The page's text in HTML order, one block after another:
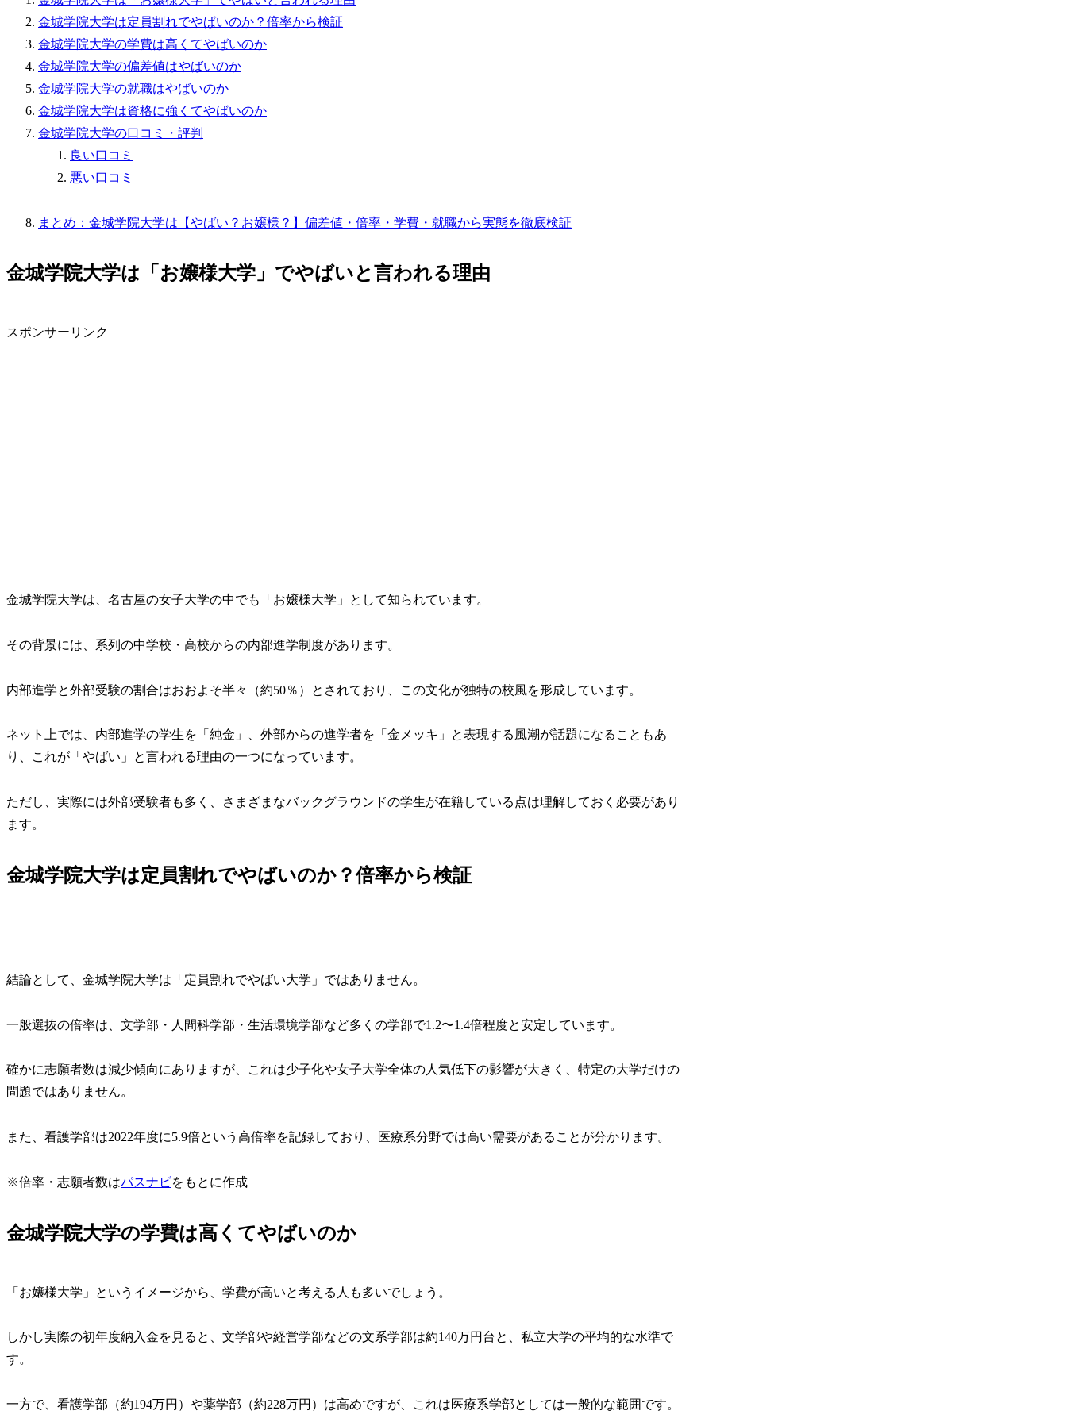
金城学院大学は定員割れでやばいのか？倍率から検証
金城学院大学の学費は高くてやばいのか
金城学院大学の偏差値はやばいのか
金城学院大学の就職はやばいのか
金城学院大学は資格に強くてやばいのか
金城学院大学の口コミ・評判
良い口コミ
悪い口コミ
まとめ：金城学院大学は【やばい？お嬢様？】偏差値・倍率・学費・就職から実態を徹底検証
金城学院大学は「お嬢様大学」でやばいと言われる理由
スポンサーリンク
金城学院大学は、名古屋の女子大学の中でも「お嬢様大学」として知られています。
その背景には、系列の中学校・高校からの内部進学制度があります。
内部進学と外部受験の割合はおおよそ半々（約50％） とされており、この文化が独特の校風を形成しています。
ネット上では、内部進学の学生を「純金」、外部からの進学者を「金メッキ」と表現する風潮が話題になることもあ
り、これが「やばい」と言われる理由の一つになっています。
ただし、実際には外部受験者も多く、さまざまなバックグラウンドの学生が在籍している点は理解しておく必要があり
ます。
金城学院大学は定員割れでやばいのか？倍率から検証
結論として、金城学院大学は「定員割れでやばい大学」ではありません。
一般選抜の倍率は、文学部・人間科学部・生活環境学部など多くの学部で1.2〜1.4倍程度と安定しています。
確かに志願者数は減少傾向にありますが、これは少子化や女子大学全体の人気低下の影響が大きく、特定の大学だけの
問題ではありません。
また、看護学部は2022年度に5.9倍という高倍率を記録しており、医療系分野では高い需要があることが分かります。
※倍率・志願者数はパスナビをもとに作成
金城学院大学の学費は高くてやばいのか
「お嬢様大学」というイメージから、学費が高いと考える人も多いでしょう。
しかし実際の初年度納入金を見ると、文学部や経営学部などの文系学部は約140万円台と、私立大学の平均的な水準で
す。
一方で、看護学部（約194万円）や薬学部（約228万円）は高めですが、これは医療系学部としては一般的な範囲です。